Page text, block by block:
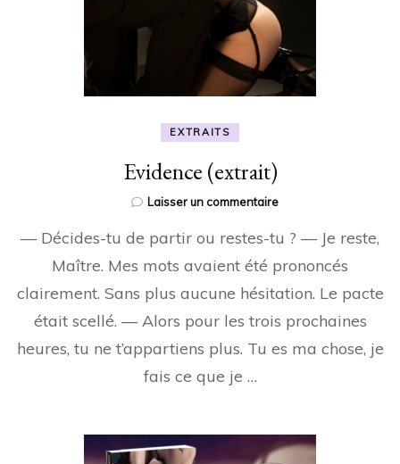
EXTRAITS
Evidence (extrait)
Laisser un commentairesur
(extrait)
— Décides-tu de partir ou restes-tu ? — Je reste,
Maître. Mes mots avaient été prononcés
clairement. Sans plus aucune hésitation. Le pacte
était scellé. — Alors pour les trois prochaines
heures, tu ne t’appartiens plus. Tu es ma chose, je
fais ce que je …